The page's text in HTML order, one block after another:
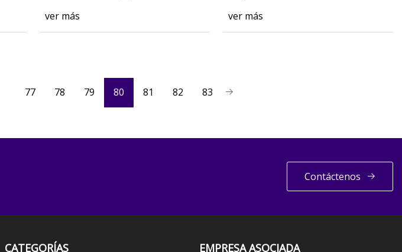
ver más ver más
77 78 79 80 81 82 83
Contáctenos
CATEGORÍAS EMPRESA ASOCIADA